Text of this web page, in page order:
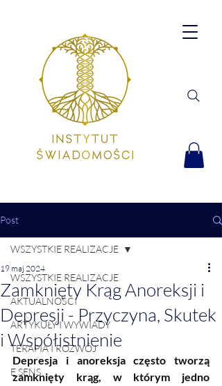
Post
WSZYSTKIE REALIZACJE
AKTUALNOŚCI
ARTYKUŁY I WYWIADY
TERAPIA I ROZWÓJ
E SENS
WSZYSTKIE REALIZACJE
Zamknięty Krąg Anoreksji i
Depresji - Przyczyna, Skutek
i Współistnienie
19 maj 2024
Depresja i anoreksja często tworzą
zamknięty krąg, w którym jedno